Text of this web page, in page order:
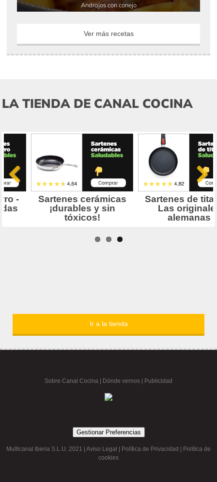
Andrajos con conejo
Ver más recetas
LA TIENDA DE CANAL COCINA
Ir a la tienda
Sobre Canal Cocina Dónde vernos | Publicidad
Gestionar Preferencias
Multicanal Iberia S.L.U. 2021 | Aviso Legal Política de Privacidad
Política de
cookies